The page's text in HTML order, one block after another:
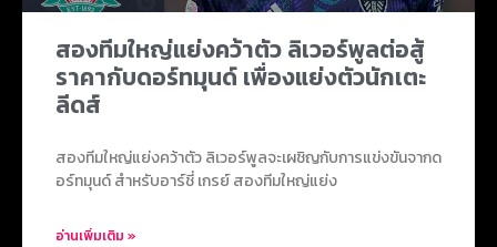
สองทีมใหญ่แย่งคว้าตัว ลิเวอร์พูลต่อสู้
ราคากับดอร์ทมุนด์ เพื่องแย่งตัวนักเตะ
ลีดส์
สองทีมใหญ่แย่งคว้าตัว ลิเวอร์พูลจะเผชิญกับการแข่งขันจากด
อร์ทมุนด์ สำหรับอาร์ชี่ เกรย์ สองทีมใหญ่แย่ง
อ่านเพิ่มเติม »